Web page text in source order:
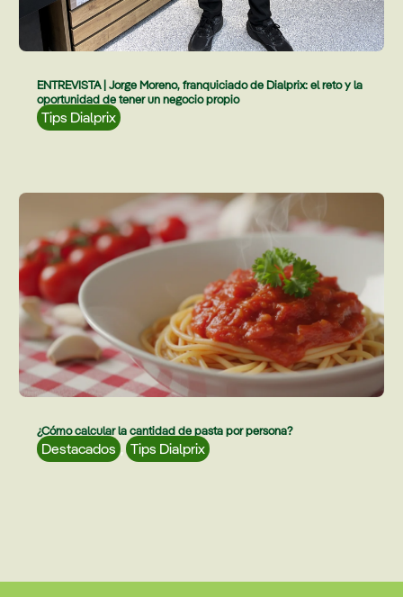
ENTREVISTA | Jorge Moreno, franquiciado de Dialprix: el reto y la
oportunidad de tener un negocio propio
Tips Dialprix
¿Cómo calcular la cantidad de pasta por persona?
Destacados , Tips Dialprix